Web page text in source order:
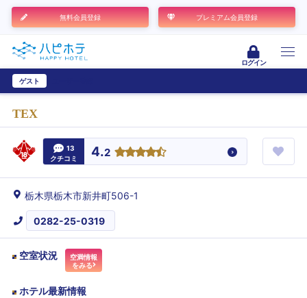
無料会員登録 プレミアム会員登録
ログイン
ゲスト
TEX
13
クチコミ
4.2
栃木県栃木市新井町506-1
0282-25-0319
空室状況
空満情報
をみる
ホテル最新情報